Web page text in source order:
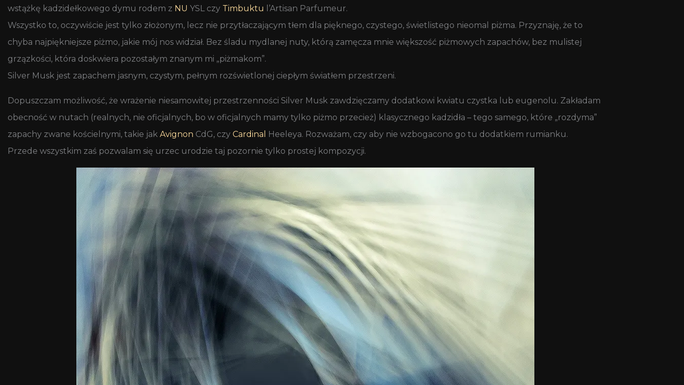
wstążkę kadzidełkowego dymu rodem z NU YSL czy Timbuktu
l’Artisan Parfumeur.
Wszystko to, oczywiście jest tylko złożonym, lecz nie przytłaczającym tłem dla pięknego, czystego, świetlistego nieomal piżma. Przyznaję, że to
chyba najpiękniejsze piżmo, jakie mój nos widział. Bez śladu mydlanej nuty, którą zamęcza mnie większość piżmowych zapachów, bez mulistej
grzązkości, która doskwiera pozostałym znanym mi „piżmakom”.
Silver Musk jest zapachem jasnym, czystym, pełnym rozświetlonej ciepłym światłem przestrzeni.
Dopuszczam możliwość, że wrażenie niesamowitej przestrzenności Silver Musk zawdzięczamy dodatkowi kwiatu czystka lub eugenolu. Zakładam
obecność w nutach (realnych, nie oficjalnych, bo w oficjalnych mamy tylko piżmo przecież) klasycznego kadzidła – tego samego, które „rozdyma”
zapachy zwane kościelnymi, takie jak Avignon CdG, czy Cardinal
Heeleya. Rozważam, czy aby nie wzbogacono go tu dodatkiem rumianku.
Przede wszystkim zaś pozwalam się urzec urodzie taj pozornie tylko prostej kompozycji.